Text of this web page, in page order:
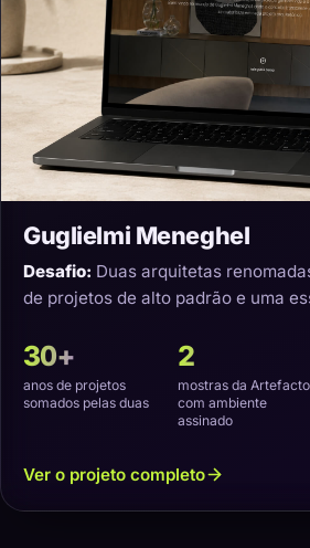
Guglielmi Meneghel
Desafio: Duas arquitetas
de projetos de alto padrão e uma
30+
anos de projetos
somados pelas duas
2
mostras da Artefacto
com ambiente
assinado
Ver o projeto completo